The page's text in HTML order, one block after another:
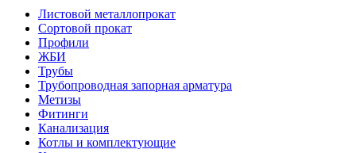
Листовой металлопрокат
Сортовой прокат
Профили
ЖБИ
Трубы
Трубопроводная запорная арматура
Метизы
Фитинги
Канализация
Котлы и комплектующие